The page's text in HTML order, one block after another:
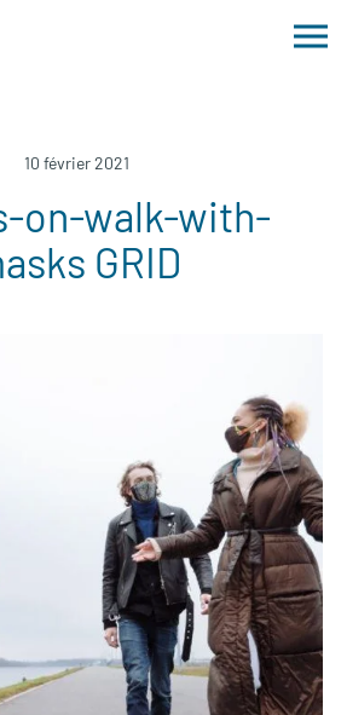
10 février 2021
on-walk-with-
GRID